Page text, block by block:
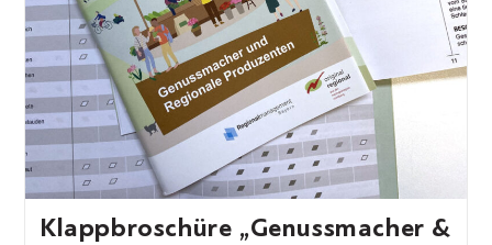
Klappbroschüre „Genussmacher &